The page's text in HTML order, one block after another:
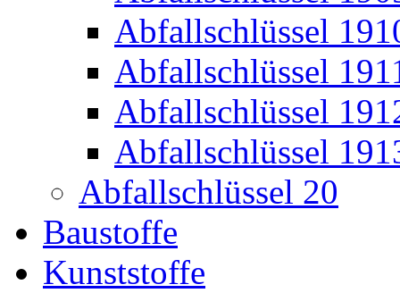
Abfallschlüssel
Abfallschlüssel
Abfallschlüssel
Abfallschlüssel
Abfallschlüssel 20
Baustoffe
Kunststoffe